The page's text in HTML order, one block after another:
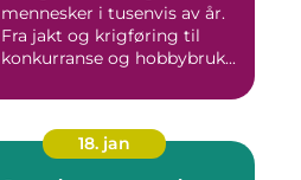
mennesker i tusenvis av år.
Fra jakt og krigføring til
konkurranse og hobbybruk...
18. jan